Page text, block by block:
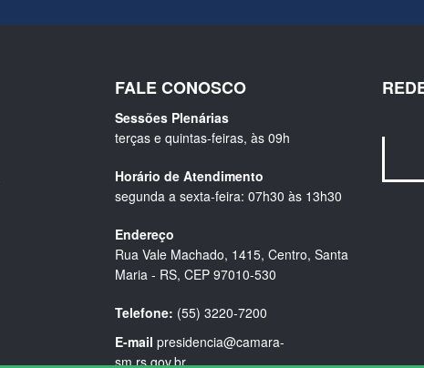
FALE CONOSCO
Sessões Plenárias
terças e quintas-feiras, às 09h
Horário de Atendimento
segunda a sexta-feira: 07h30 às 13h30
Endereço
Rua Vale Machado, 1415, Centro, Santa
Maria - RS, CEP 97010-530
Telefone: (55) 3220-7200
E-mail presidencia@camara-
sm.rs.gov.br